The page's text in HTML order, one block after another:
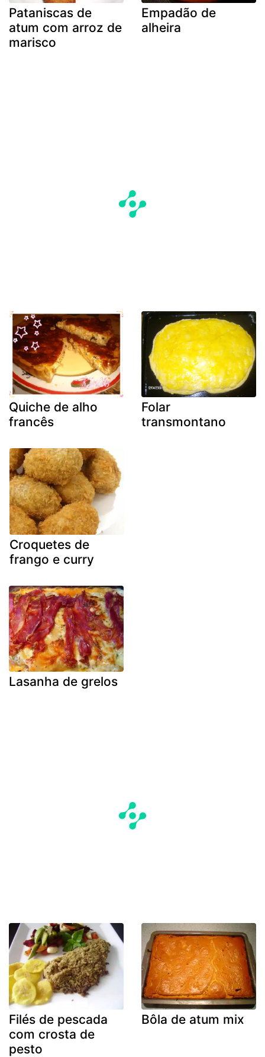
Pataniscas de
atum com arroz de
marisco
Empadão de
alheira
Quiche de alho
francês
Folar
transmontano
Croquetes de
frango e curry
Lasanha de grelos
Filés de pescada
com crosta de
pesto
Bôla de atum mix